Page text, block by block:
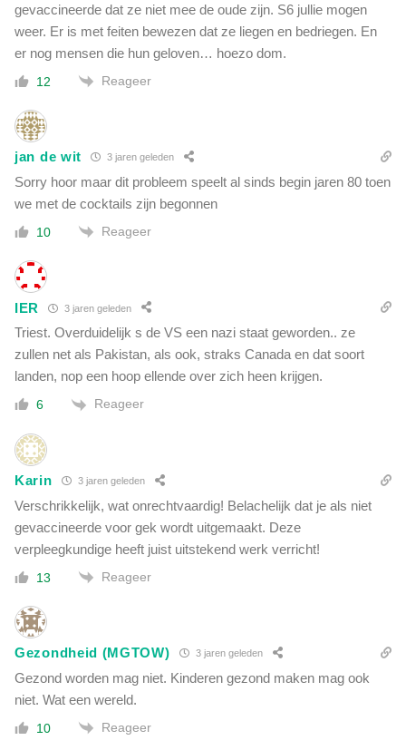
gevaccineerde dat ze niet mee de oude zijn. S6 jullie mogen
weer. Er is met feiten bewezen dat ze liegen en bedriegen. En
er nog mensen die hun geloven… hoezo dom.
12 Reageer
jan de wit 3 jaren geleden
Sorry hoor maar dit probleem speelt al sinds begin jaren 80 toen
we met de cocktails zijn begonnen
10 Reageer
IER 3 jaren geleden
Triest. Overduidelijk s de VS een nazi staat geworden.. ze
zullen net als Pakistan, als ook, straks Canada en dat soort
landen, nop een hoop ellende over zich heen krijgen.
6 Reageer
Karin 3 jaren geleden
Verschrikkelijk, wat onrechtvaardig! Belachelijk dat je als niet
gevaccineerde voor gek wordt uitgemaakt. Deze
verpleegkundige heeft juist uitstekend werk verricht!
13 Reageer
Gezondheid (MGTOW) 3 jaren geleden
Gezond worden mag niet. Kinderen gezond maken mag ook
niet. Wat een wereld.
10 Reageer